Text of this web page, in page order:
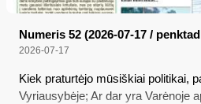
Numeris 52 (2026-07-17 /
2026-07-17
Kiek praturtėjo mūsiškiai politikai,
Vyriausybėje; Ar dar yra Varėnoje